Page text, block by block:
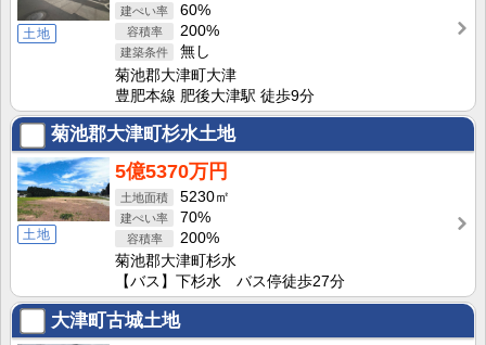
土地
60%
200%
無し
菊池郡大津町大津
豊肥本線 肥後大津駅 徒歩9分
菊池郡大津町杉水土地
土地
5億5370万円
5230㎡
70%
200%
菊池郡大津町杉水
【バス】下杉水 バス停徒歩27分
大津町古城土地